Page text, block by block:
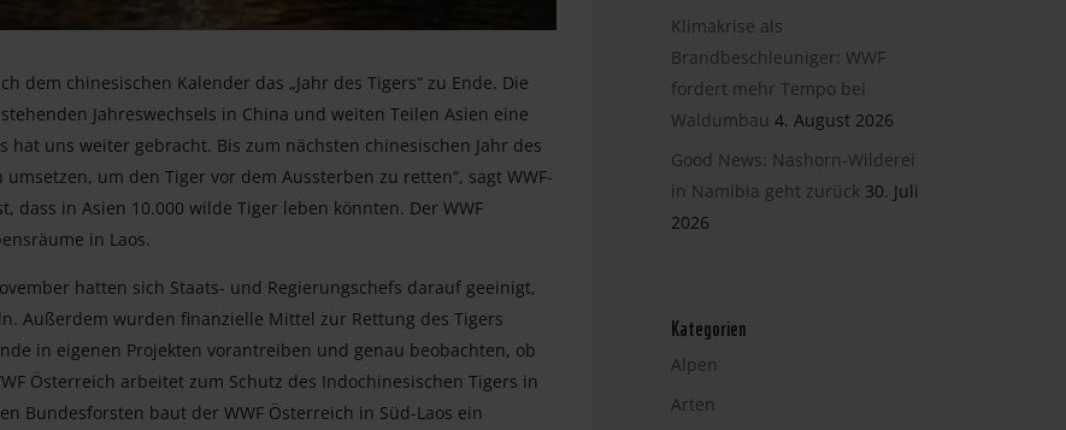
dem chinesischen Kalender das „Jahr des Tigers“ zu Ende. Die
Jahreswechsels in China und weiten Teilen Asien eine
hat uns weiter gebracht. Bis zum nächsten chinesischen Jahr des
um den Tiger vor dem Aussterben zu retten“, sagt WWF-
dass in Asien 10.000 wilde Tiger leben könnten. Der WWF
in Laos.
hatten sich Staats- und Regierungschefs darauf geeinigt,
Außerdem wurden finanzielle Mittel zur Rettung des Tigers
in eigenen Projekten vorantreiben und genau beobachten, ob
Österreich arbeitet zum Schutz des Indochinesischen Tigers in
Bundesforsten baut der WWF Österreich in Süd-Laos ein
Klimakrise als
Brandbeschleuniger: WWF
fordert mehr Tempo bei
Waldumbau 4. August 2026
Good News: Nashorn-Wilderei
in Namibia geht zurück 30. Juli
2026
Kategorien
Alpen
Arten